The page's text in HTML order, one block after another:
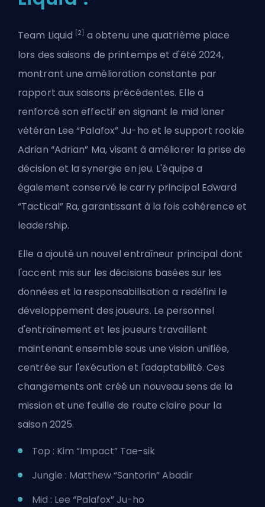
Team Liquid [2]
a obtenu une quatrième place
lors des saisons de printemps et d'été 2024,
montrant une amélioration constante par
rapport aux saisons précédentes. Elle a
renforcé son effectif en signant le mid laner
vétéran Lee “Palafox” Ju-ho et le support rookie
Adrian “Adrian” Ma, visant à améliorer la prise de
décision et la synergie en jeu. L'équipe a
également conservé le carry principal Edward
“Tactical” Ra, garantissant à la fois cohérence et
leadership.
Elle a ajouté un nouvel entraîneur principal dont
l'accent mis sur les décisions basées sur les
données et la responsabilisation a redéfini le
développement des joueurs. Le personnel
d'entraînement et les joueurs travaillent
maintenant ensemble sous une vision unifiée,
centrée sur l'exécution et l'adaptabilité. Ces
changements ont créé un nouveau sens de la
mission et une feuille de route claire pour la
saison 2025.
Top : Kim “Impact” Tae-sik
Jungle : Matthew “Santorin” Abadir
Mid : Lee “Palafox” Ju-ho